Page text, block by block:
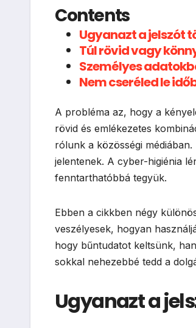
Contents
Ugyanazt a jelszót
Túl rövid vagy
Személyes
Nem cseréled le
A probléma az, hogy a
rövid és emlékezetes
rólunk a közösségi
jelentenek. A cyber-higiénia
fenntarthatóbbá tegyük.
Ebben a cikkben négy
veszélyesek, hogyan
hogy bűntudatot keltsünk,
sokkal nehezebbé tedd a
Ugyanazt a